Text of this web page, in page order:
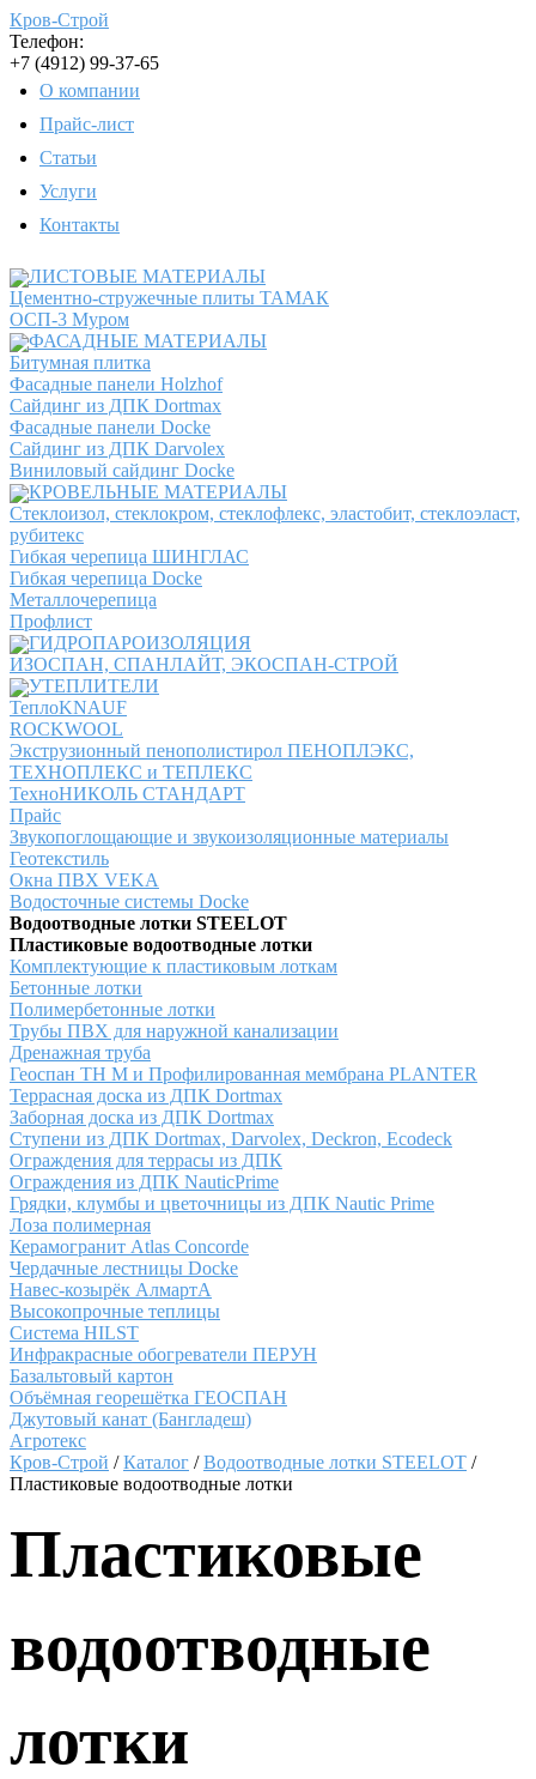
Кров-Строй
Телефон:
+7 (4912) 99-37-65
О компании
Прайс-лист
Статьи
Услуги
Контакты
ЛИСТОВЫЕ МАТЕРИАЛЫ
Цементно-стружечные плиты ТАМАК
ОСП-3 Муром
ФАСАДНЫЕ МАТЕРИАЛЫ
Битумная плитка
Фасадные панели Holzhof
Сайдинг из ДПК Dortmax
Фасадные панели Docke
Сайдинг из ДПК Darvolex
Виниловый сайдинг Docke
КРОВЕЛЬНЫЕ МАТЕРИАЛЫ
Стеклоизол, стеклокром, стеклофлекс, эластобит, стеклоэласт,
рубитекс
Гибкая черепица ШИНГЛАС
Гибкая черепица Docke
Металлочерепица
Профлист
ГИДРОПАРОИЗОЛЯЦИЯ
ИЗОСПАН, СПАНЛАЙТ, ЭКОСПАН-СТРОЙ
УТЕПЛИТЕЛИ
ТеплоKNAUF
ROCKWOOL
Экструзионный пенополистирол ПЕНОПЛЭКС,
ТЕХНОПЛЕКС и ТЕПЛЕКС
ТехноНИКОЛЬ СТАНДАРТ
Прайс
Звукопоглощающие и звукоизоляционные материалы
Геотекстиль
Окна ПВХ VEKA
Водосточные системы Docke
Водоотводные лотки STEELOT
Пластиковые водоотводные лотки
Комплектующие к пластиковым лоткам
Бетонные лотки
Полимербетонные лотки
Трубы ПВХ для наружной канализации
Дренажная труба
Геоспан ТН М и Профилированная мембрана PLANTER
Террасная доска из ДПК Dortmax
Заборная доска из ДПК Dortmax
Ступени из ДПК Dortmax, Darvolex, Deckron, Ecodeck
Ограждения для террасы из ДПК
Ограждения из ДПК NauticPrime
Грядки, клумбы и цветочницы из ДПК Nautic Prime
Лоза полимерная
Керамогранит Atlas Concorde
Чердачные лестницы Docke
Навес-козырёк АлмартА
Высокопрочные теплицы
Система HILST
Инфракрасные обогреватели ПЕРУН
Базальтовый картон
Объёмная георешётка ГЕОСПАН
Джутовый канат (Бангладеш)
Агротекс
Кров-Строй /Каталог /Водоотводные лотки STEELOT /
Пластиковые водоотводные лотки
Пластиковые
водоотводные
лотки